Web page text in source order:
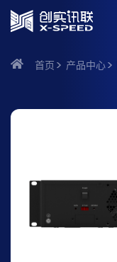
首页 产品中心